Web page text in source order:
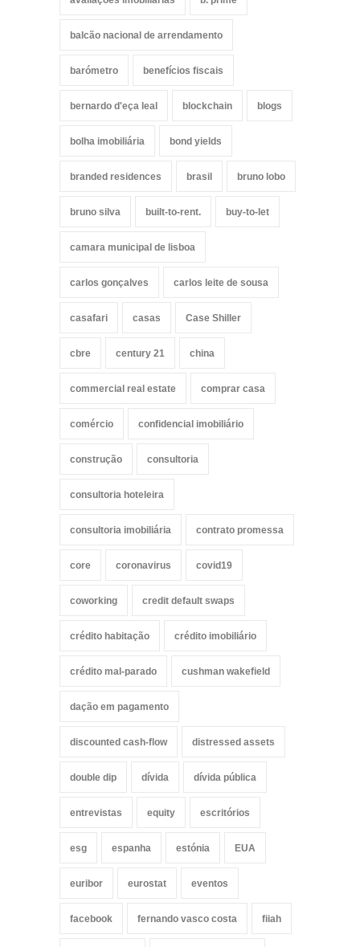
balcão nacional de arrendamento
barómetro benefícios fiscais
bernardo d'eça leal blockchain blogs
bolha imobiliária bond yields
branded residences brasil bruno lobo
bruno silva built-to-rent. buy-to-let
camara municipal de lisboa
carlos gonçalves carlos leite de sousa
casafari casas Case Shiller
cbre century 21 china
commercial real estate comprar casa
comércio confidencial imobiliário
construção consultoria
consultoria hoteleira
consultoria imobiliária contrato promessa
core coronavirus covid19
coworking credit default swaps
crédito habitação crédito imobiliário
crédito mal-parado cushman wakefield
dação em pagamento
discounted cash-flow distressed assets
double dip dívida dívida pública
entrevistas equity escritórios
esg espanha estónia EUA
euribor eurostat eventos
facebook fernando vasco costa fiiah